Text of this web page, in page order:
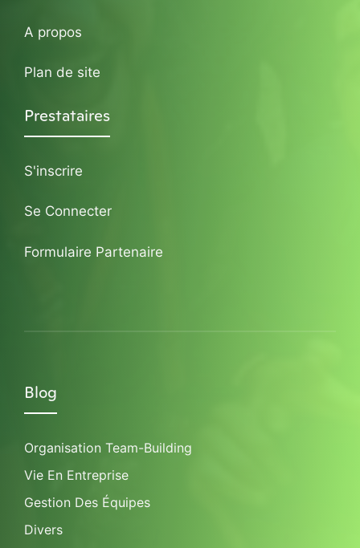
A propos
Plan de site
Prestataires
S'inscrire
Se Connecter
Formulaire Partenaire
Blog
Organisation Team-Building
Vie En Entreprise
Gestion Des Équipes
Divers